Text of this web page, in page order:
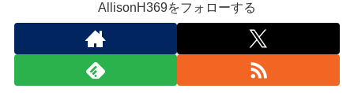
AllisonH369をフォローする